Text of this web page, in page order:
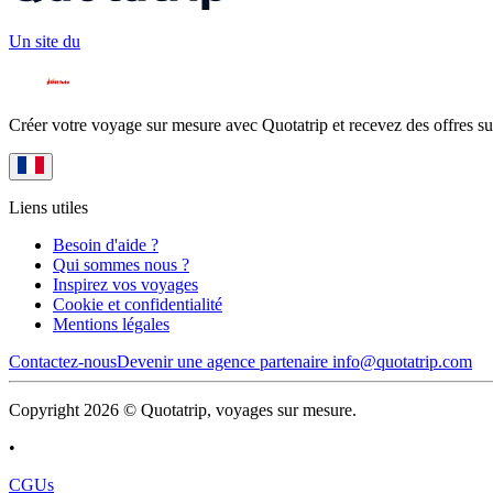
Un site du
Créer votre voyage sur mesure avec Quotatrip et recevez des offres
Liens utiles
Besoin d'aide ?
Qui sommes nous ?
Inspirez vos voyages
Cookie et confidentialité
Mentions légales
Contactez-nousDevenir une agence partenaire info@quotatrip.com
Copyright 2026 © Quotatrip, voyages sur mesure.
•
CGUs